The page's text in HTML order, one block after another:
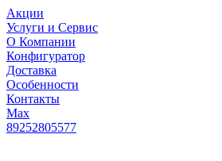
Акции
Услуги и Сервис
О Компании
Конфигуратор
Доставка
Особенности
Контакты
Max
89252805577